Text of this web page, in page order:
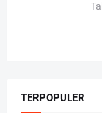
TERPOPULER